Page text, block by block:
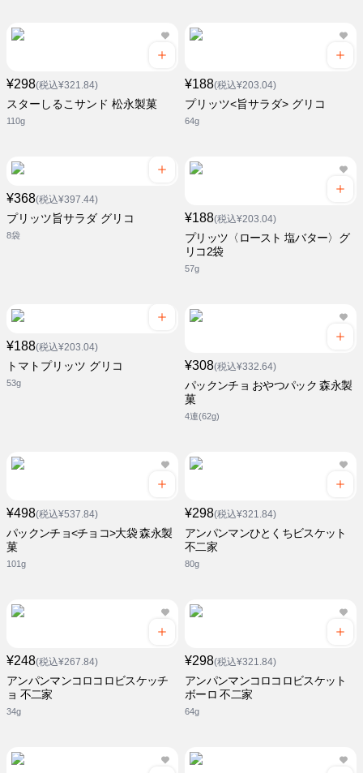
¥298(税込¥321.84)
スターしるこサンド 松永製菓
110g
¥188(税込¥203.04)
プリッツ<旨サラダ> グリコ
64g
¥368(税込¥397.44)
プリッツ旨サラダ グリコ
8袋
¥188(税込¥203.04)
プリッツ〈ロースト 塩バター〉グ
リコ2袋
57g
¥188(税込¥203.04)
トマトプリッツ グリコ
53g
¥308(税込¥332.64)
パックンチョ おやつパック 森永製
菓
4連(62g)
¥498(税込¥537.84)
パックンチョ<チョコ>大袋 森永製
菓
101g
¥298(税込¥321.84)
アンパンマンひとくちビスケット
不二家
80g
¥248(税込¥267.84)
アンパンマンコロコロビスケッチ
ョ 不二家
34g
¥298(税込¥321.84)
アンパンマンコロコロビスケット
ボーロ 不二家
64g